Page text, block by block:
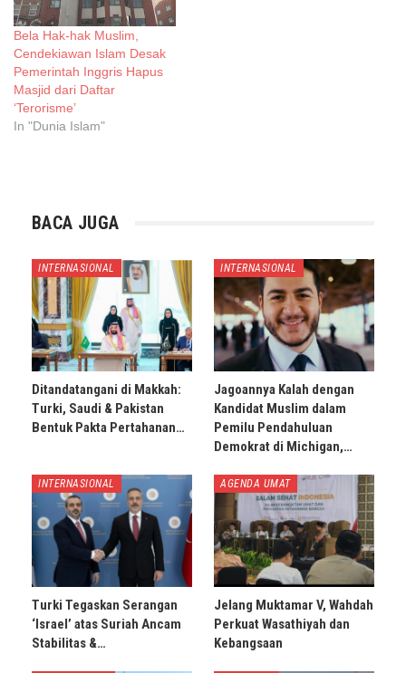
Bela Hak-hak Muslim,
Cendekiawan Islam Desak
Pemerintah Inggris Hapus
Masjid dari Daftar
‘Terorisme’
In "Dunia Islam"
BACA JUGA
INTERNASIONAL
Ditandatangani di Makkah:
Turki, Saudi & Pakistan
Bentuk Pakta Pertahanan…
INTERNASIONAL
Jagoannya Kalah dengan
Kandidat Muslim dalam
Pemilu Pendahuluan
Demokrat di Michigan,…
INTERNASIONAL
Turki Tegaskan Serangan
‘Israel’ atas Suriah Ancam
Stabilitas &…
AGENDA UMAT
Jelang Muktamar V, Wahdah
Perkuat Wasathiyah dan
Kebangsaan